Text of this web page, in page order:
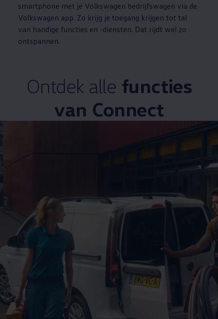
smartphone met je Volkswagen bedrijfswagen via de
Volkswagen app. Zo krijg je toegang krijgen tot tal
van handige functies en -diensten. Dat rijdt wel zo
ontspannen.
Ontdek alle functies
van Connect